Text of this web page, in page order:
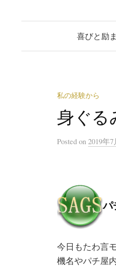
喜びと励
私の経験から
身ぐる
Posted on 2019年7
パ
今日もたわ言
機名やパチ屋